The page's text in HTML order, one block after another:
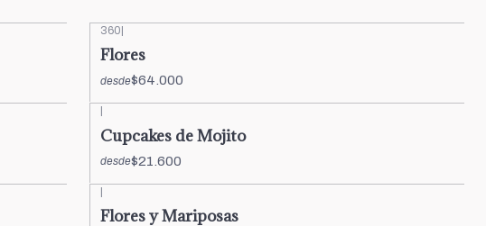
360
Flores
desde$64.000
Cupcakes de Mojito
desde$21.600
|
Flores y Mariposas